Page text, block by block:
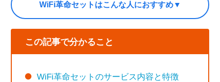
WiFi革命セットはこんな人におすすめ▼
この記事で分かること
WiFi革命セットのサービス内容と特徴